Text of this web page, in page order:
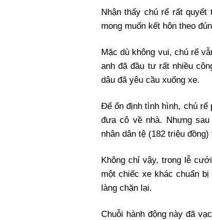
Nhận thấy chú rể rất
mong muốn kết hôn theo
Mặc dù không vui, chú rể
anh đã đầu tư rất nhiều
dâu đã yêu cầu xuống xe.
Để ổn định tình hình, chú rể
đưa cô về nhà. Nhưng
nhân dân tệ (182 triệu
Không chỉ vậy, trong lễ
một chiếc xe khác chuẩn
làng chặn lại.
Chuỗi hành động này đã